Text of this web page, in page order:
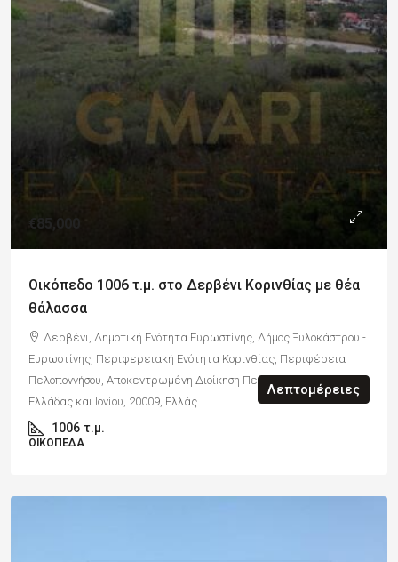
€85,000
Οικόπεδο 1006 τ.μ. στο Δερβένι Κορινθίας με θέα
θάλασσα
Δερβένι, Δημοτική Ενότητα Ευρωστίνης, Δήμος Ξυλοκάστρου -
Ευρωστίνης, Περιφερειακή Ενότητα Κορινθίας, Περιφέρεια
Πελοποννήσου, Αποκεντρωμένη Διοίκηση Πελοποννήσου, Δυτικής
Ελλάδας και Ιονίου, 20009, Ελλάς
1006 τ.μ.
ΟΙΚΌΠΕΔΑ
Λεπτομέρειες